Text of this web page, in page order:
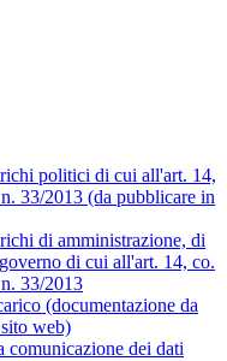
politici di cui all'art. 14,
33/2013 (da pubblicare in
di amministrazione, di
di cui all'art. 14, co.
33/2013
(documentazione da
web)
comunicazione dei dati